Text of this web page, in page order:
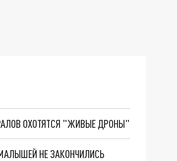
ОХОТЯТСЯ "ЖИВЫЕ ДРОНЫ"
НЕ ЗАКОНЧИЛИСЬ